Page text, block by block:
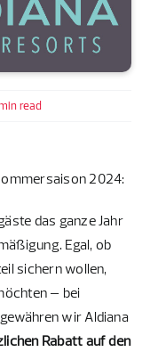
read
2024:
das ganze Jahr
Egal, ob
sichern wollen,
– bei
wir Aldiana
Rabatt auf den